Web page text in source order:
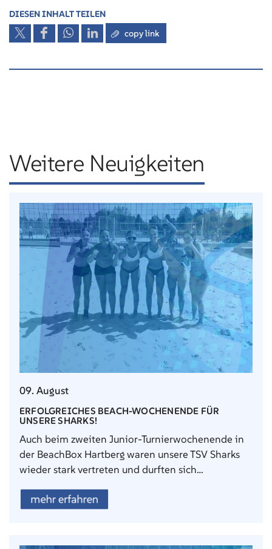
DIESEN INHALT TEILEN
copy link
Weitere Neuigkeiten
09. August
ERFOLGREICHES BEACH-WOCHENENDE FÜR
UNSERE SHARKS!
Auch beim zweiten Junior-Turnierwochenende in
der BeachBox Hartberg waren unsere TSV Sharks
wieder stark vertreten und durften sich…
mehr erfahren